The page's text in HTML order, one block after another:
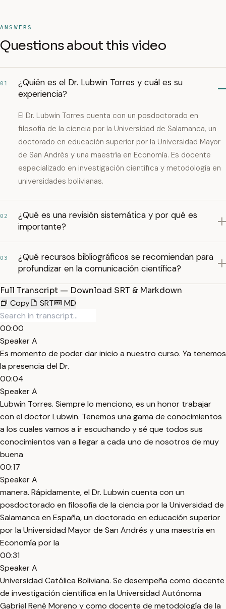
ANSWERS
Questions about this video
01
¿Quién es el Dr. Lubwin Torres y cuál es su
experiencia?
El Dr. Lubwin Torres cuenta con un posdoctorado en
filosofía de la ciencia por la Universidad de Salamanca, un
doctorado en educación superior por la Universidad Mayor
de San Andrés y una maestría en Economía. Es docente
especializado en investigación científica y metodología en
universidades bolivianas.
02
¿Qué es una revisión sistemática y por qué es
importante?
03
¿Qué recursos bibliográficos se recomiendan para
profundizar en la comunicación científica?
Full Transcript — Download SRT & Markdown
Copy
SRT MD
00:00
Speaker A
Es momento de poder dar inicio a nuestro curso. Ya tenemos
la presencia del Dr.
00:04
Speaker A
Lubwin Torres. Siempre lo menciono, es un honor trabajar
con el doctor Lubwin. Tenemos una gama de conocimientos
a los cuales vamos a ir escuchando y sé que todos sus
conocimientos van a llegar a cada uno de nosotros de muy
buena
00:17
Speaker A
manera. Rápidamente, el Dr. Lubwin cuenta con un
posdoctorado en filosofía de la ciencia por la Universidad de
Salamanca en España, un doctorado en educación superior
por la Universidad Mayor de San Andrés y una maestría en
Economía por la
00:31
Speaker A
Universidad Católica Boliviana. Se desempeña como docente
de investigación científica en la Universidad Autónoma
Gabriel René Moreno y como docente de metodología de la